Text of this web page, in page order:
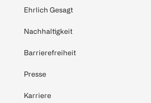
Ehrlich Gesagt
Nachhaltigkeit
Barrierefreiheit
Presse
Karriere